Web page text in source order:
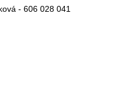
- 606 028 041